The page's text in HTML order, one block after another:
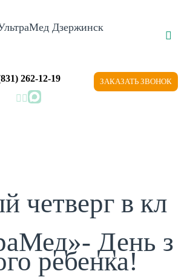
262-12-19
MAX
ЗАКАЗАТЬ ЗВОНОК
четверг в кл
День з
ребенка!